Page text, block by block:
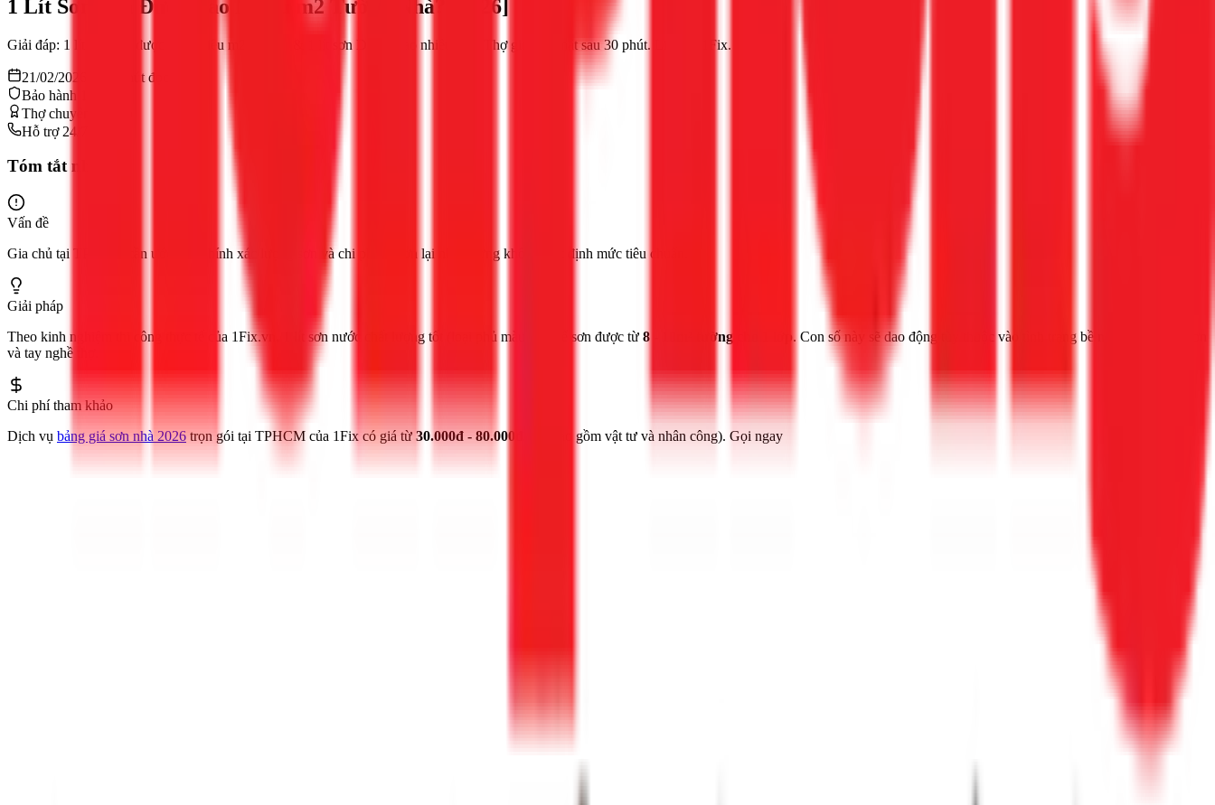
1 Lít Sơn Sơn Được Bao Nhiêu m2 Tường Nhà? [2026]
Giải đáp: 1 lít sơn sơn được bao nhiêu m2 tường? & 1 lít sơn Dulux bao nhiêu m2? Thợ giỏi, có mặt sau 30 phút. Liên hệ 1Fix.
21/02/2026
phút đọc
Bảo hành 12 tháng
Thợ chuyên nghiệp
Hỗ trợ 24/7
Tóm tắt nhanh
Vấn đề
Gia chủ tại TPHCM cần ước tính chính xác lượng sơn và chi phí để sơn lại nhà nhưng không biết định mức tiêu chuẩn.
Giải pháp
Theo kinh nghiệm thi công thực tế của 1Fix.vn, 1 lít sơn nước chất lượng tốt (loại phủ màu) có thể sơn được từ 8 - 10m² tường cho 1 lớp. Con số này sẽ dao động tùy thuộc vào tình trạng bề mặt tường, loại sơn
và tay nghề thợ.
Chi phí tham khảo
Dịch vụ bảng giá sơn nhà 2026 trọn gói tại TPHCM của 1Fix có giá từ 30.000đ - 80.000đ/m² (bao gồm vật tư và nhân công). Gọi ngay